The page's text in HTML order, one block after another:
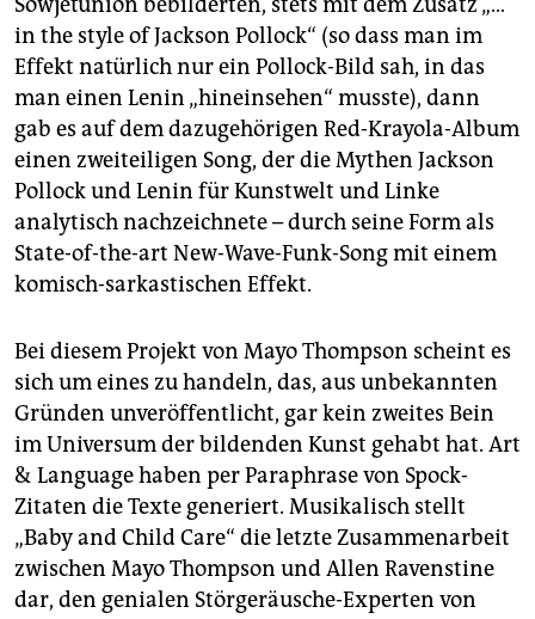
in the style of Jackson Pollock“ (so dass man im
Effekt natürlich nur ein Pollock-Bild sah, in das
man einen Lenin „hineinsehen“ musste), dann
gab es auf dem dazugehörigen Red-Krayola-Album
einen zweiteiligen Song, der die Mythen Jackson
Pollock und Lenin für Kunstwelt und Linke
analytisch nachzeichnete – durch seine Form als
State-of-the-art New-Wave-Funk-Song mit einem
komisch-sarkastischen Effekt.
Bei diesem Projekt von Mayo Thompson scheint es
sich um eines zu handeln, das, aus unbekannten
Gründen unveröffentlicht, gar kein zweites Bein
im Universum der bildenden Kunst gehabt hat. Art
& Language haben per Paraphrase von Spock-
Zitaten die Texte generiert. Musikalisch stellt
„Baby and Child Care“ die letzte Zusammenarbeit
zwischen Mayo Thompson und Allen Ravenstine
dar, den genialen Störgeräusche-Experten von